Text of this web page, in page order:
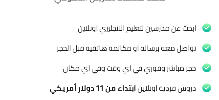
أونلاين
باقات
وطلاب
المدارس
ابحث عن مدرسين لتعليم الانجليزي اونلاين
تواصل معه برسالة او مكالمة هاتفية قبل الحجز
حجز مباشر وفوري في اي وقت وفي اي مكان
دروس فردية اونلاينابتداء من 11 دولار أمريكي